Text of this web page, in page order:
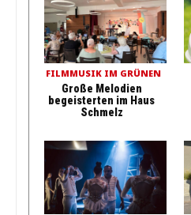
FILMMUSIK IM GRÜNEN
Große Melodien
begeisterten im Haus
Schmelz